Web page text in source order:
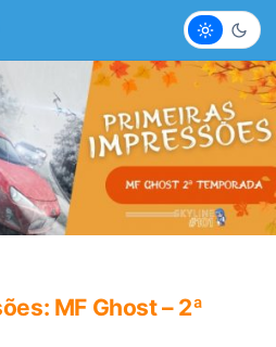
Claro
MF Ghost – 2ª